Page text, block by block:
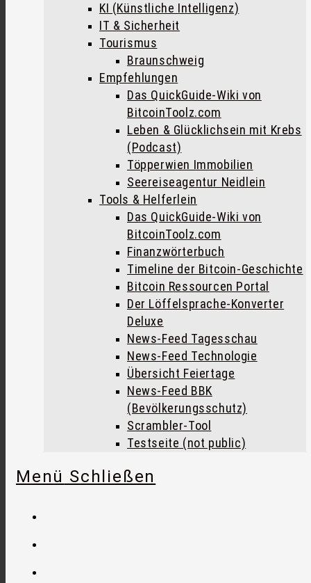
KI (Künstliche Intelligenz)
IT & Sicherheit
Tourismus
Braunschweig
Empfehlungen
Das QuickGuide-Wiki von
BitcoinToolz.com
Leben & Glücklichsein mit Krebs
(Podcast)
Töpperwien Immobilien
Seereiseagentur Neidlein
Tools & Helferlein
Das QuickGuide-Wiki von
BitcoinToolz.com
Finanzwörterbuch
Timeline der Bitcoin-Geschichte
Bitcoin Ressourcen Portal
Der Löffelsprache-Konverter
Deluxe
News-Feed Tagesschau
News-Feed Technologie
Übersicht Feiertage
News-Feed BBK
(Bevölkerungsschutz)
Scrambler-Tool
Testseite (not public)
Menü Schließen